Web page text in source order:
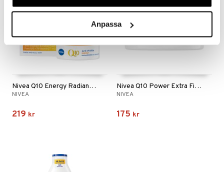
Anpassa
Nivea Q10 Energy Radiance Boost Day Cream SPF15
NIVEA
219 kr
Nivea Q10 Power Extra Firming Day Cream SPF15
NIVEA
175 kr